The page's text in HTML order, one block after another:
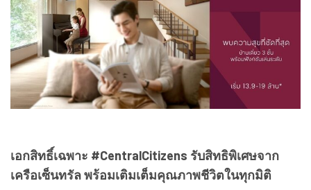
เอกสิทธิ์เฉพาะ #CentralCitizens รับสิทธิพิเศษจาก
เครือเซ็นทรัล พร้อมเติมเต็มคุณภาพชีวิตในทุกมิติ